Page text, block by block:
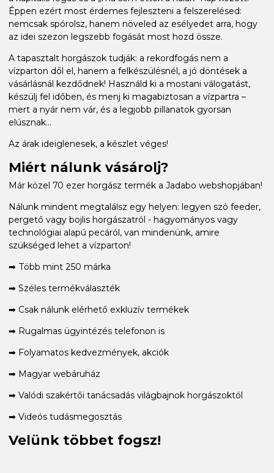
Éppen ezért most érdemes fejleszteni a felszerelésed:
nemcsak spórolsz, hanem növeled az esélyedet arra, hogy
az idei szezon legszebb fogását most hozd össze.
A tapasztalt horgászok tudják: a rekordfogás nem a
vízparton dől el, hanem a felkészülésnél, a jó döntések a
vásárlásnál kezdődnek! Használd ki a mostani válogatást,
készülj fel időben, és menj ki magabiztosan a vízpartra –
mert a nyár nem vár, és a legjobb pillanatok gyorsan
elúsznak...
Az árak ideiglenesek, a készlet véges!
Miért nálunk vásárolj?
Már közel 70 ezer horgász termék a Jadabo webshopjában!
Nálunk mindent megtalálsz egy helyen: legyen szó feeder,
pergető vagy bojlis horgászatról - hagyományos vagy
technológiai alapú pecáról, van mindenünk, amire
szükséged lehet a vízparton!
➡ Több mint 250 márka
➡ Széles termékválaszték
➡ Csak nálunk elérhető exkluzív termékek
➡ Rugalmas ügyintézés telefonon is
➡ Folyamatos kedvezmények, akciók
➡ Magyar webáruház
➡ Valódi szakértői tanácsadás világbajnok horgászoktól
➡ Videós tudásmegosztás
Velünk többet fogsz!